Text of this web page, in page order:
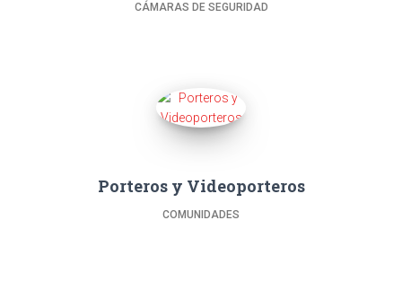
CÁMARAS DE SEGURIDAD
Porteros y Videoporteros
COMUNIDADES